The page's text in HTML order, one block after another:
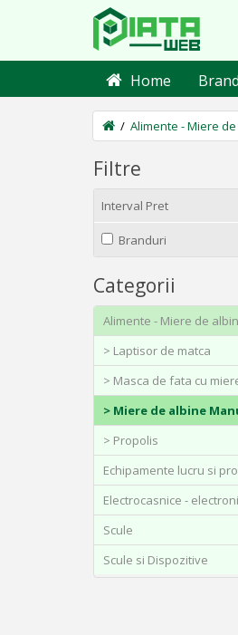
Home
Alimente - Miere
Filtre
Interval Pret
Branduri
Categorii
Alimente - Miere de
> Laptisor de matca
> Masca de fata cu
> Miere de albine
> Propolis
Echipamente lucru si
Electrocasnice -
Scule
Scule si Dispozitive